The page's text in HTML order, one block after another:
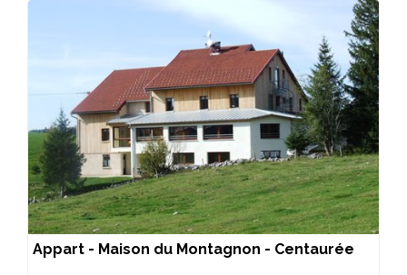
Appart - Maison du Montagnon - Centaurée